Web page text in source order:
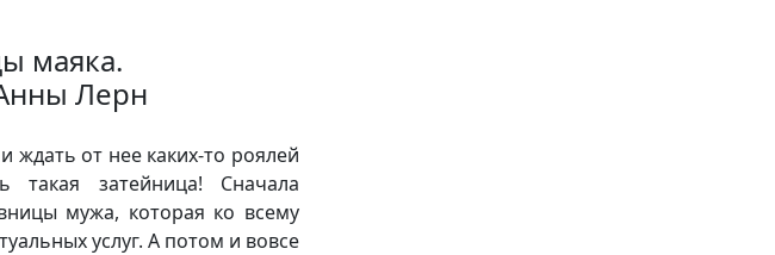
маяка.
Лерн
ждать от нее каких-то роялей
затейница! Сначала
мужа, которая ко всему
услуг. А потом и вовсе